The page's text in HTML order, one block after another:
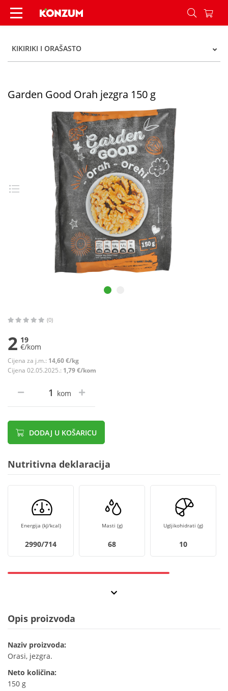
Garden Good Orah jezgra 150 g - Konzum
KIKIRIKI I ORAŠASTO
Garden Good Orah jezgra 150 g
(0)
2 19
€/kom
Cijena za j.m.: 14,60 €/kg
Cijena 02.05.2025.: 1,79 €/kom
kom
DODAJ U KOŠARICU
Nutritivna deklaracija
Energija (kJ/kcal)
2990/714
Masti (g)
68
Ugljikohidrati (g)
10
Opis proizvoda
Naziv proizvoda:
Orasi, jezgra.
Neto količina:
150 g